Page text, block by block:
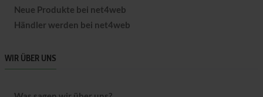
Neue Produkte bei net4web
Händler werden bei net4web
WIR ÜBER UNS